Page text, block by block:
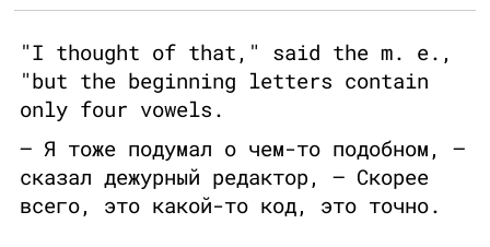
"I thought of that," said the m. e.,
"but the beginning letters contain
only four vowels.
— Я тоже подумал о чем-то подобном, —
сказал дежурный редактор, — Скорее
всего, это какой-то код, это точно.